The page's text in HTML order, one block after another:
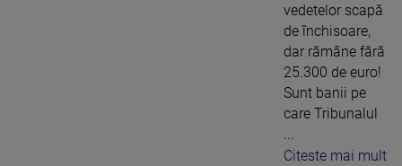
vedetelor scapă
de închisoare,
dar rămâne fără
25.300 de euro!
Sunt banii pe
care Tribunalul
Citeste mai mult